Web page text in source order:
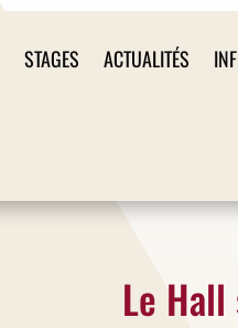
STAGES ACTUALITÉS
Le